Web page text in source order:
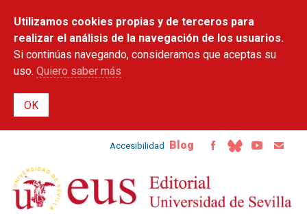
contenido
principal
Utilizamos cookies propias y de terceros para
realizar el análisis de la navegación de los usuarios.
Si continúas navegando, consideramos que aceptas su
uso. Quiero saber más
Accesibilidad Blog